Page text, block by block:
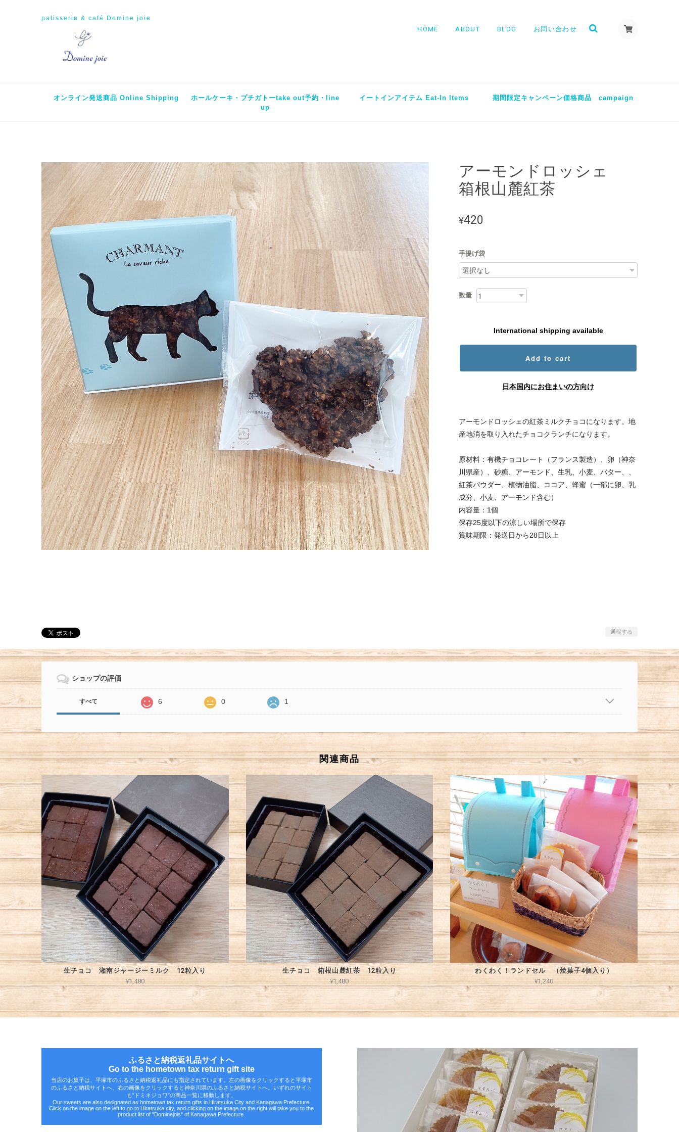
patisserie & café Domine joie
HOME ABOUT BLOG お問い合わせ
オンライン発送商品 Online Shipping
ホールケーキ・プチガトーtake out予約・line
up
イートインアイテム Eat-In Items 期間限定キャンペーン価格商品 campaign
アーモンドロッシェ
箱根山麓紅茶
¥420
手提げ袋
数量
International shipping available
Add to cart
日本国内にお住まいの方向け
アーモンドロッシェの紅茶ミルクチョコになります。地
産地消を取り入れたチョコクランチになります。
原材料：有機チョコレート（フランス製造）、卵（神奈
川県産）、砂糖、アーモンド、生乳、小麦、バター、、
紅茶パウダー、植物油脂、ココア、蜂蜜（一部に卵、乳
成分、小麦、アーモンド含む）
内容量：1個
保存25度以下の涼しい場所で保存
賞味期限：発送日から28日以上
通報する
ショップの評価
すべて 6 0 1
関連商品
生チョコ 湘南ジャージーミルク 12粒入り
¥1,480
生チョコ 箱根山麓紅茶 12粒入り
¥1,480
わくわく！ランドセル （焼菓子4個入り）
¥1,240
ふるさと納税返礼品サイトへ
Go to the hometown tax return gift site
当店のお菓子は、平塚市のふるさと納税返礼品にも指定されています。左の画像をクリックすると平塚市
のふるさと納税サイトへ、右の画像をクリックすると神奈川県のふるさと納税サイトへ。いずれのサイト
も‟ドミネジョワ”の商品一覧に移動します。
Our sweets are also designated as hometown tax return gifts in Hiratsuka City and Kanagawa Prefecture.
Click on the image on the left to go to Hiratsuka city, and clicking on the image on the right will take you to the
product list of "Dominejois" of Kanagawa Prefecture.